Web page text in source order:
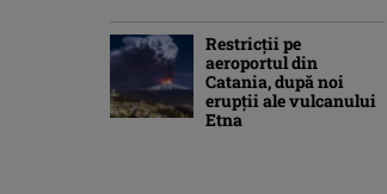
Restricții pe
aeroportul din
Catania, după noi
erupții ale vulcanului
Etna